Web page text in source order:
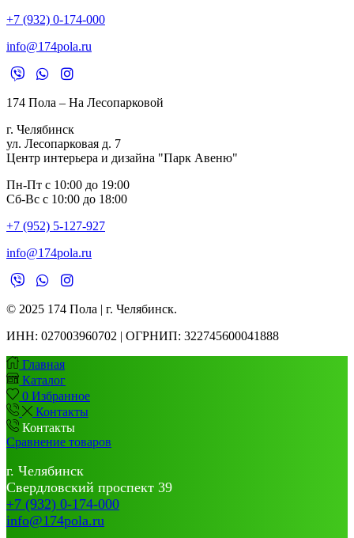
+7 (932) 0-174-000
info@174pola.ru
174 Пола – На Лесопарковой
г. Челябинск
ул. Лесопарковая д. 7
Центр интерьера и дизайна "Парк Авеню"
Пн-Пт с 10:00 до 19:00
Сб-Вс с 10:00 до 18:00
+7 (952) 5-127-927
info@174pola.ru
© 2025 174 Пола | г. Челябинск.
ИНН: 027003960702 | ОГРНИП: 322745600041888
Главная
Каталог
0 Избранное
Контакты
Контакты
Сравнение товаров
г. Челябинск
Свердловский проспект 39
+7 (932) 0-174-000
info@174pola.ru